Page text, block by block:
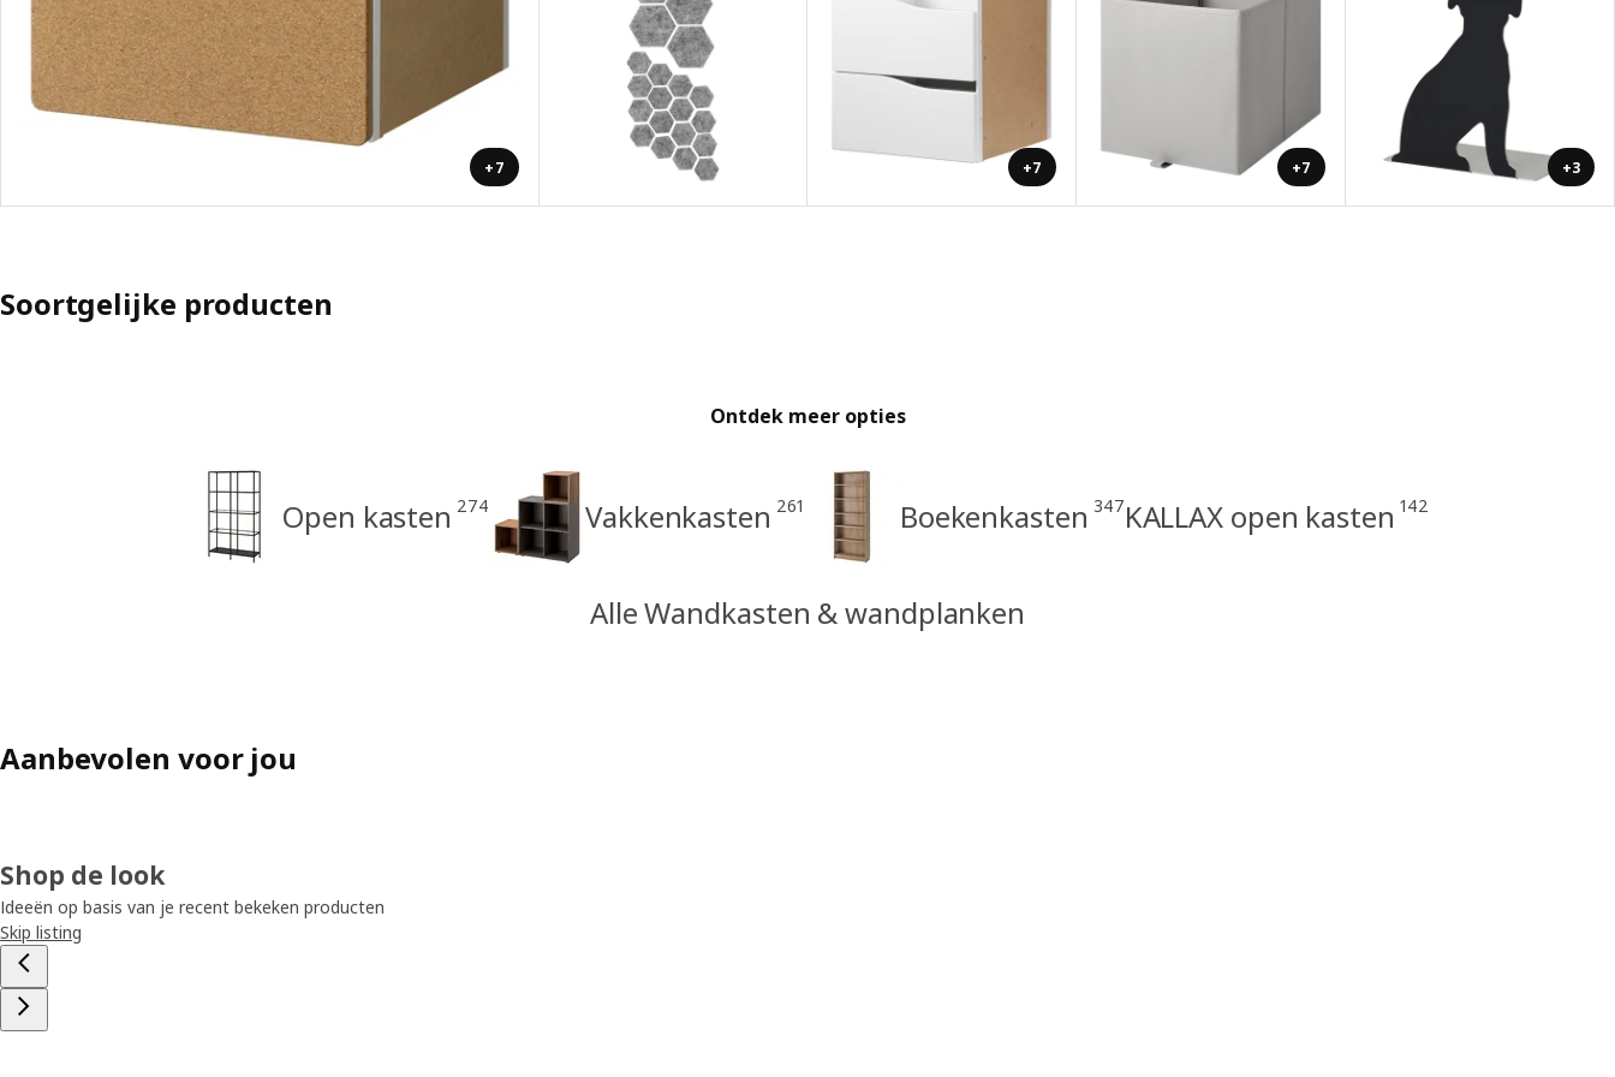
+7 +7 +7 +3
Soortgelijke producten
Ontdek meer opties
Open kasten 274 Vakkenkasten 261 Boekenkasten 347KALLAX open kasten 142
Alle Wandkasten & wandplanken
Aanbevolen voor jou
Shop de look
Ideeën op basis van je recent bekeken producten
Skip listing